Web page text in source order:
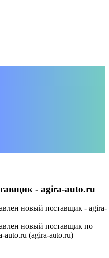
- agira-auto.ru
новый поставщик - agira-
новый поставщик по
auto.ru (agira-auto.ru)